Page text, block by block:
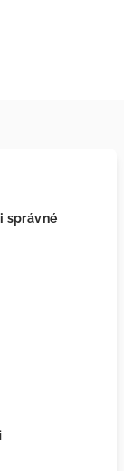
správné